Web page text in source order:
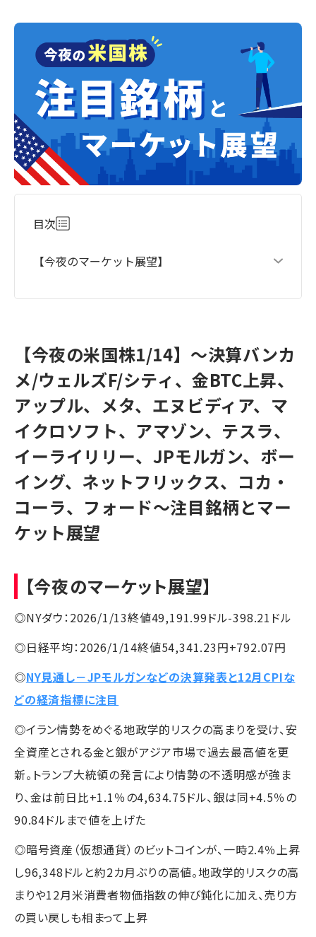
目次
【今夜のマーケット展望】
【今夜の米国株1/14】～決算バンカ
メ/ウェルズF/シティ、金BTC上昇、
アップル、メタ、エヌビディア、マ
イクロソフト、アマゾン、テスラ、
イーライリリー、JPモルガン、ボー
イング、ネットフリックス、コカ・
コーラ、フォード～注目銘柄とマー
ケット展望
【今夜のマーケット展望】
◎NYダウ：2026/1/13終値49,191.99ドル-398.21ドル
◎日経平均：2026/1/14終値54,341.23円+792.07円
◎NY見通し－JPモルガンなどの決算発表と12月CPIな
どの経済指標に注目
◎イラン情勢をめぐる地政学的リスクの高まりを受け、安
全資産とされる金と銀がアジア市場で過去最高値を更
新。トランプ大統領の発言により情勢の不透明感が強ま
り、金は前日比+1.1％の4,634.75ドル、銀は同+4.5％の
90.84ドルまで値を上げた
◎暗号資産（仮想通貨）のビットコインが、一時2.4％上昇
し96,348ドルと約2カ月ぶりの高値。地政学的リスクの高
まりや12月米消費者物価指数の伸び鈍化に加え、売り方
の買い戻しも相まって上昇